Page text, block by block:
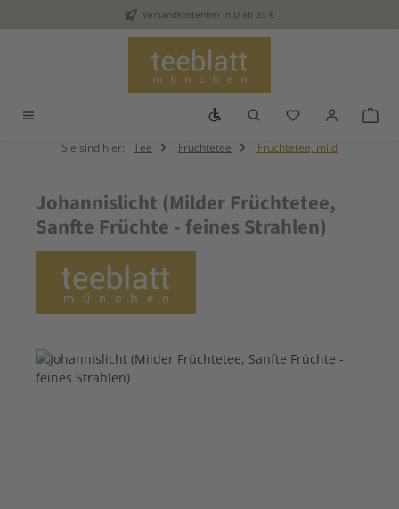
Zum Hauptinhalt springenVersandkostenfrei in D ab 35 €
Werkzeugleiste anzeigen
Du hast 0
Sie sind hier: Tee Früchtetee Früchtetee, mild
Johannislicht (Milder Früchtetee,
Sanfte Früchte - feines Strahlen)
Bildergalerie überspringen